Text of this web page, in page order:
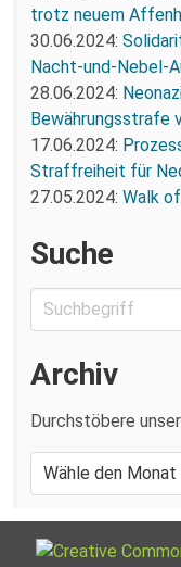
trotz neuem
30.06.2024:
Nacht-und-Nebel-
28.06.2024:
Bewährungsstrafe
17.06.2024:
Straffreiheit für
27.05.2024: Walk
Suche
Archiv
Durchstöbere